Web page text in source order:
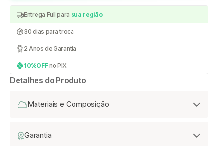
Entrega Full para sua região
30 dias para troca
2 Anos de Garantia
10%OFFno PIX
Detalhes do Produto
Materiais e Composição
Garantia